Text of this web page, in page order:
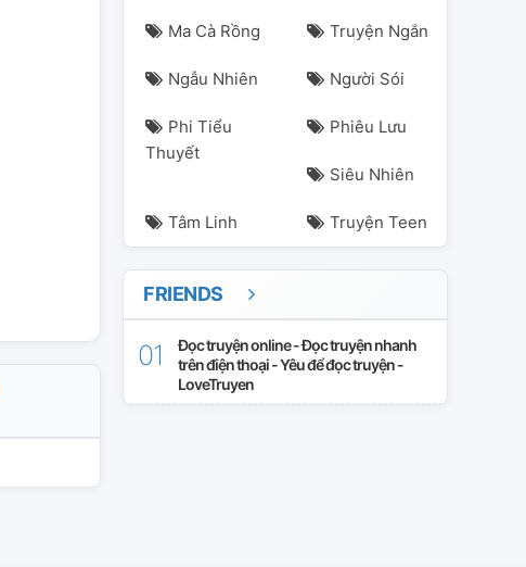
Ma Cà Rồng Truyện Ngắn
Ngẫu Nhiên Người Sói
Phi Tiểu
Thuyết
Phiêu Lưu
Siêu Nhiên
Tâm Linh Truyện Teen
FRIENDS
Đọc truyện online - Đọc truyện nhanh
trên điện thoại - Yêu để đọc truyện -
LoveTruyen